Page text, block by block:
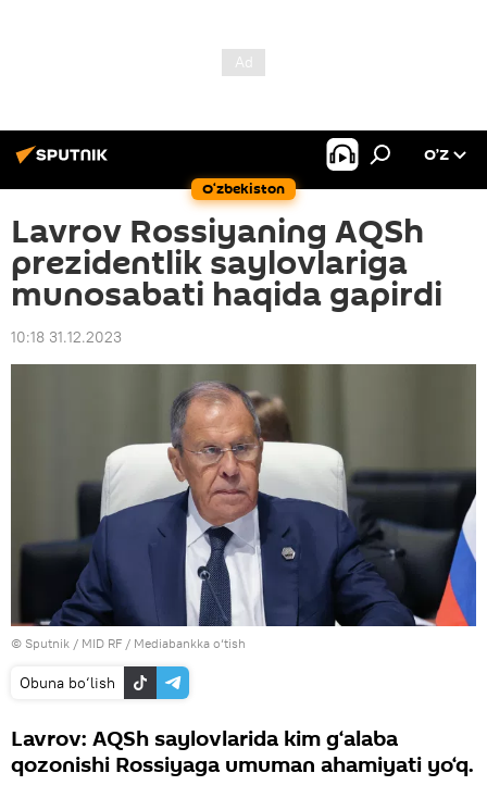
O‘zbekiston
O’Z
Lavrov Rossiyaning AQSh
prezidentlik saylovlariga
munosabati haqida gapirdi
10:18 31.12.2023
© Sputnik / MID RF / Mediabankka o‘tish
Obuna bo‘lish
Lavrov: AQSh saylovlarida kim g‘alaba
qozonishi Rossiyaga umuman ahamiyati yo‘q.